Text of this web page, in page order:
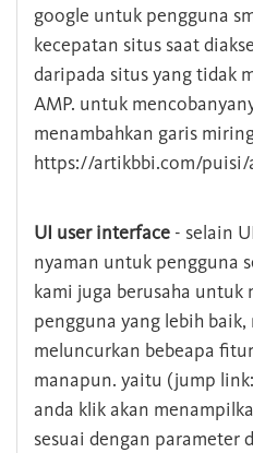
google untuk pengguna
kecepatan situs saat
daripada situs yang tidak
AMP. untuk
menambahkan garis
https://artikbbi.com/
UI user interface - selain
nyaman untuk pengguna
kami juga berusaha untuk
pengguna yang lebih
meluncurkan bebeapa
manapun. yaitu (jump
anda klik akan
sesuai dengan parameter